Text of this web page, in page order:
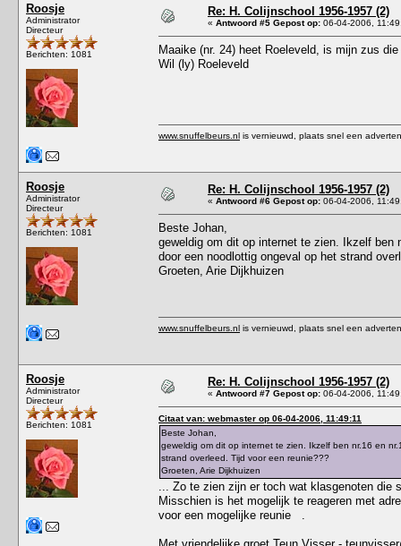
Roosje
Administrator
Directeur
Berichten: 1081
Re: H. Colijnschool 1956-1957 (2)
« Antwoord #5 Gepost op: 06-04-2006,
Maaike (nr. 24) heet Roeleveld, is mijn zus
Wil (ly) Roeleveld
www.snuffelbeurs.nl is vernieuwd, plaats snel een
Roosje
Administrator
Directeur
Berichten: 1081
Re: H. Colijnschool 1956-1957 (2)
« Antwoord #6 Gepost op: 06-04-2006,
Beste Johan,
geweldig om dit op internet te zien. Ikzelf ben
door een noodlottig ongeval op het strand
Groeten, Arie Dijkhuizen
www.snuffelbeurs.nl is vernieuwd, plaats snel een
Roosje
Administrator
Directeur
Berichten: 1081
Re: H. Colijnschool 1956-1957 (2)
« Antwoord #7 Gepost op: 06-04-2006,
Citaat van: webmaster op 06-04-2006, 11:49:11
Beste Johan,
geweldig om dit op internet te zien. Ikzelf ben nr.16 en
strand overleed. Tijd voor een reunie???
Groeten, Arie Dijkhuizen
... Zo te zien zijn er toch wat klasgenoten die
Misschien is het mogelijk te reageren met
voor een mogelijke reunie .